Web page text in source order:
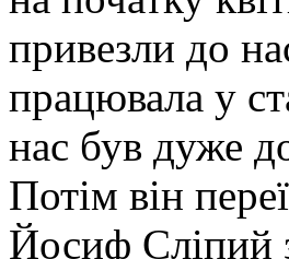
привезли до
працювала у
нас був дуже
Потім він
Йосиф Сліпий